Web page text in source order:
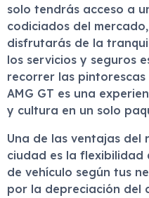
solo tendrás acceso a
codiciados del
disfrutarás de la
los servicios y seguros
recorrer las
AMG GT es una
y cultura en un solo
Una de las ventajas del
ciudad es la flexibilidad
de vehículo según tus
por la depreciación del